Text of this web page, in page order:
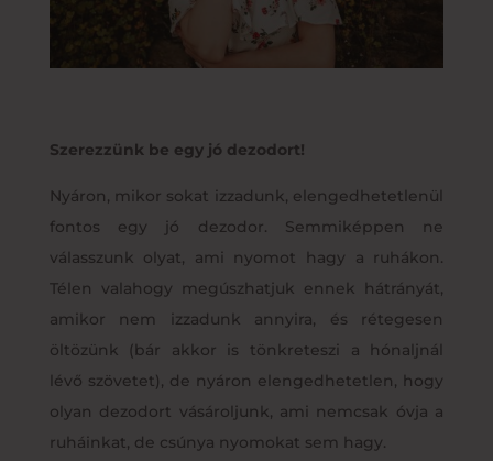
Szerezzünk be egy jó dezodort!
Nyáron, mikor sokat izzadunk, elengedhetetlenül
fontos egy jó dezodor. Semmiképpen ne
válasszunk olyat, ami nyomot hagy a ruhákon.
Télen valahogy megúszhatjuk ennek hátrányát,
amikor nem izzadunk annyira, és rétegesen
öltözünk (bár akkor is tönkreteszi a hónaljnál
lévő szövetet), de nyáron elengedhetetlen, hogy
olyan dezodort vásároljunk, ami nemcsak óvja a
ruháinkat, de csúnya nyomokat sem hagy.